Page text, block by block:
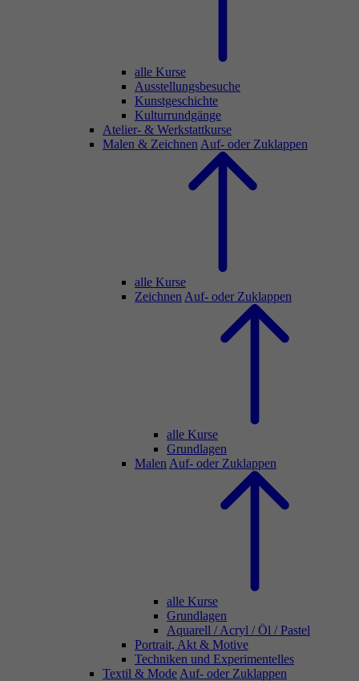
alle Kurse
Ausstellungsbesuche
Kunstgeschichte
Kulturrundgänge
Atelier- & Werkstattkurse
Malen & Zeichnen Auf- oder Zuklappen
alle Kurse
Zeichnen Auf- oder Zuklappen
alle Kurse
Grundlagen
Malen Auf- oder Zuklappen
alle Kurse
Grundlagen
Aquarell / Acryl / Öl / Pastel
Portrait, Akt & Motive
Techniken und Experimentelles
Textil & Mode Auf- oder Zuklappen